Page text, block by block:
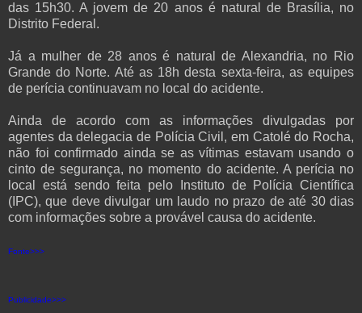
das 15h30. A jovem de 20 anos é natural de Brasília, no
Distrito Federal.
Já a mulher de 28 anos é natural de Alexandria, no Rio
Grande do Norte. Até as 18h desta sexta-feira, as equipes
de perícia continuavam no local do acidente.
Ainda de acordo com as informações divulgadas por
agentes da delegacia de Polícia Civil, em Catolé do Rocha,
não foi confirmado ainda se as vítimas estavam usando o
cinto de segurança, no momento do acidente. A perícia no
local está sendo feita pelo Instituto de Polícia Científica
(IPC), que deve divulgar um laudo no prazo de até 30 dias
com informações sobre a provável causa do acidente.
Fonte>>>
Publicidade>>>